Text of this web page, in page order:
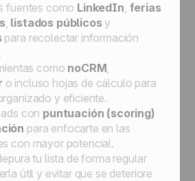
fuentes como LinkedIn, ferias
, listados públicosy
para recolectar información
como noCRM,
o incluso hojas de cálculo para
y eficiente.
con puntuación (scoring)
para enfocarte en las
con mayor potencial.
tu lista de forma regular
útil y evitar que se deteriore